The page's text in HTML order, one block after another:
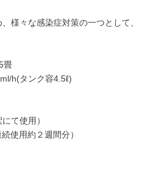
様々な感染症対策の一つとして、
畳
ンク容4.5ℓ)
て使用）
使用約２週間分）